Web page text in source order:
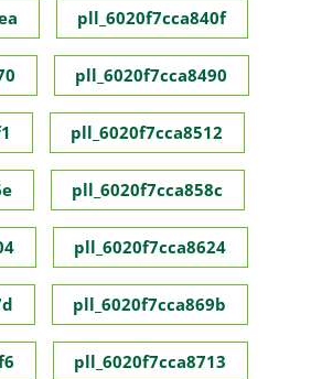
pll_6020f7cca840f
pll_6020f7cca8490
pll_6020f7cca8512
pll_6020f7cca858c
pll_6020f7cca8624
pll_6020f7cca869b
pll_6020f7cca8713